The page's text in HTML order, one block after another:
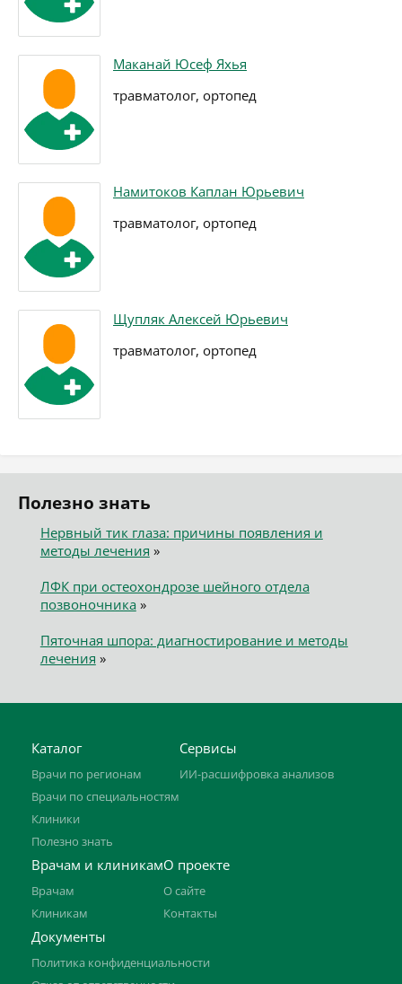
Маканай Юсеф Яхья
травматолог, ортопед
Намитоков Каплан Юрьевич
травматолог, ортопед
Щупляк Алексей Юрьевич
травматолог, ортопед
Полезно знать
Нервный тик глаза: причины появления и
методы лечения »
ЛФК при остеохондрозе шейного отдела
позвоночника»
Пяточная шпора: диагностирование и методы
лечения »
Каталог
Врачи по регионам
Врачи по специальностям
Клиники
Полезно знать
Сервисы
ИИ-расшифровка анализов
Врачам и клиникам
Врачам
Клиникам
О проекте
О сайте
Контакты
Документы
Политика конфиденциальности